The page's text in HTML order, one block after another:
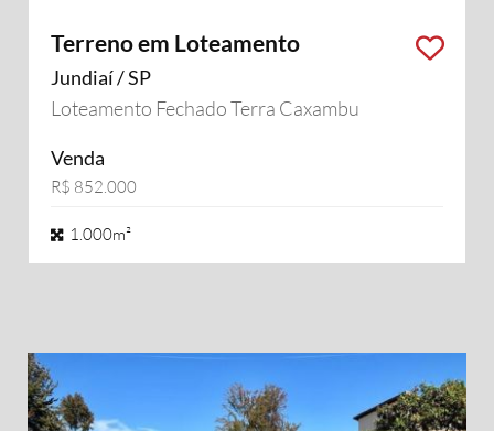
Terreno em Loteamento
Jundiaí / SP
Loteamento Fechado Terra Caxambu
Venda
R$ 852.000
1.000m²